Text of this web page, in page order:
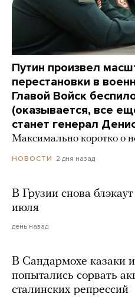
Путин произвел
перестановки в
Главой Войск
(оказывается, все
станет генерал
Максимально коротко о
НОВОСТИ 2 дня назад
В Грузии снова
июля
день назад
В Сандармохе казаки
попытались сорвать
сталинских репрессий